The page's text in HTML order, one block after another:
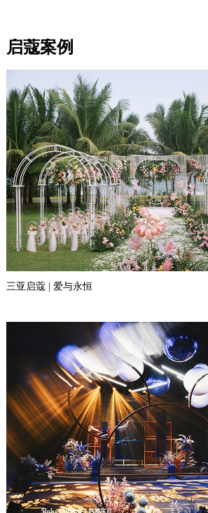
启蔻案例
三亚启蔻 | 爱与永恒